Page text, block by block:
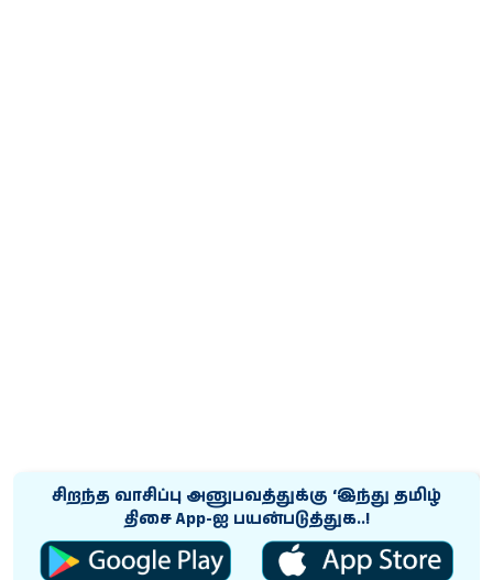
சிறந்த வாசிப்பு அனுபவத்துக்கு ‘இந்து தமிழ்
திசை App-ஐ பயன்படுத்துக..!